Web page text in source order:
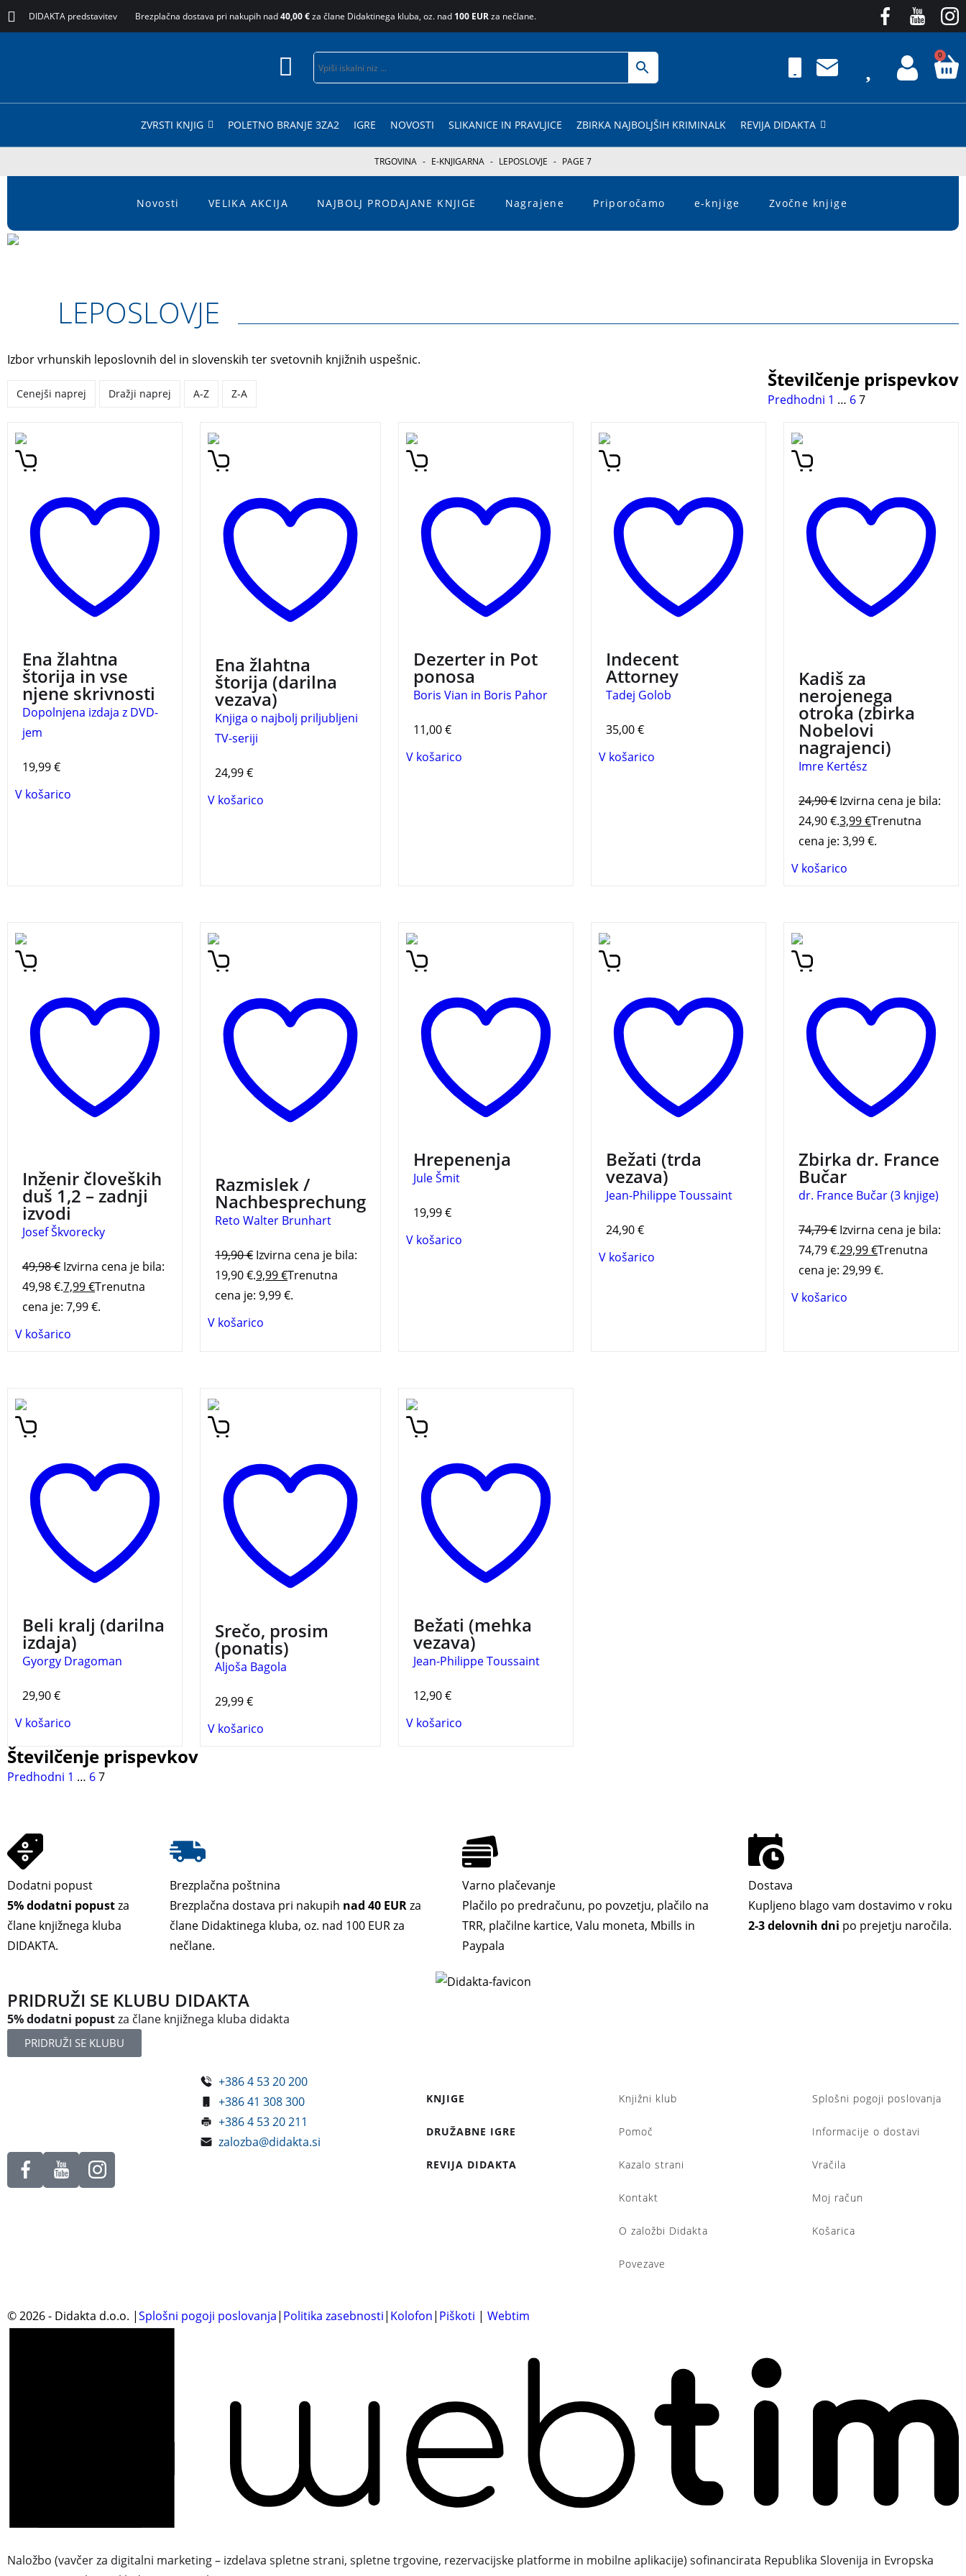
DIDAKTA predstavitev Brezplačna dostava pri nakupih nad40,00 €za člane Didaktinega kluba, oz. nad 100 EURza nečlane.
0
ZVRSTI KNJIG POLETNO BRANJE 3ZA2 IGRE NOVOSTI SLIKANICE IN PRAVLJICE ZBIRKA NAJBOLJŠIH KRIMINALK REVIJA DIDAKTA
TRGOVINA - E-KNJIGARNA - LEPOSLOVJE - PAGE 7
Novosti VELIKA AKCIJA NAJBOLJ PRODAJANE KNJIGE Nagrajene Priporočamo e-knjige Zvočne knjige
LEPOSLOVJE
Izbor vrhunskih leposlovnih del in slovenskih ter svetovnih knjižnih uspešnic.
Cenejši naprej Dražji naprej A-Z Z-A
Številčenje prispevkov
Predhodni 1 … 67
Dopolnjena izdaja v darilni
vezavi o slovenski
seriji, ki še vedno podira
rekorde gledanosti. Ena
žlahtna štorija je prva
slovenska igrana dnevna
serija, ki ji je uspelo zares
osvojiti domače gledalce.
Ena žlahtna
štorija in vse
njene skrivnosti
Dopolnjena izdaja z DVD-
jem
19,99€
V košarico
Vse o čisto pravi slovenski
romantični komediji, ki
ter ima celo svojo turistično
pot in svoja vina. Ena
žlahtna štorija je prva
slovenska igrana dnevna
nadaljevanka, ki ji je uspelo
zares osvojiti domače
gledalce.
Ena žlahtna
štorija (darilna
vezava)
Knjiga o najbolj priljubljeni
TV-seriji
24,99€
V košarico
Dezerter Borisa Viana v
francoščini in v
Borisa Pahorja ) ter z
dodanim spremnim
esejem profesorja Pahorja.
Največ pameti, kar je gre v
kuverto amerikanko!
Dezerter in Pot
ponosa
Boris Vian in Boris Pahor
11,00€
V košarico
A biography of famous
Slovene attorney dr. Peter
Indecent
Attorney
Tadej Golob
35,00€
V košarico
Esejistični roman iz
prestižne zbirke Nobelovih
razmišlja o individualnosti
posameznika znotraj
družbe, ki s politično
močjo podreja ljudi.
Kadiš za
nerojenega
otroka (zbirka
Nobelovi
nagrajenci)
Imre Kertész
24,90€ Izvirna cena je bila:
24,90 €.3,99€Trenutna
cena je: 3,99 €.
V košarico
Inženir človeških duš je
roman o ljubezni do
Josefa Škvoreckyja, za
katero je bil nomiran za
Nobelovo nagrado.
Inženir človeških
duš 1,2 – zadnji
izvodi
Josef Škvorecky
49,98€ Izvirna cena je bila:
49,98 €.7,99€Trenutna
cena je: 7,99 €.
V košarico
Knjiga pesmi, elegij in
besedil.
Razmislek /
Nachbesprechung
Reto Walter Brunhart
19,90€ Izvirna cena je bila:
19,90 €.9,99€Trenutna
cena je: 9,99 €.
V košarico
V knjigi so pesmi,
razmišljanja in
je napisal mislec in filozof
ter globoko čuteč
mladenič, Jule Šmit.
Hrepenenja
Jule Šmit
19,99€
V košarico
Moški prispe v Šanghaj.
Dobi telefon. Med bežnim
vlaku ga zmoti zvonenje in
vzpostavi tesnobo
nepričakovane novice, ki se
še stopnjuje v preganjanje;
fizično, ki je v popolnem
neobvladovanju okolice,
psihično, ki je potreba po
ponovni vzpostavitvi
Bežati (trda
vezava)
Jean-Philippe Toussaint
24,90€
V košarico
Zbirka treh temeljnih del
priznanega politika dr.
zbirki so cenejše!
Zbirka dr. France
Bučar
dr. France Bučar (3 knjige)
74,79€ Izvirna cena je bila:
74,79 €.29,99€Trenutna
cena je: 29,99 €.
V košarico
Roman Beli kralj je skupek
osemnajstih zgodb, ki jih
enajstletnega dečka,
potem ko mu pred očmi
odvedejo očeta v zloglasno
delovno taborišče.
Beli kralj (darilna
izdaja)
Gyorgy Dragoman
29,90€
V košarico
Aljoša Bagola, slovenski
kreativni direktor desetletja
izgoreti in vzeti življenje v
svoje roke, najbolje
prodajane knjige leta 2020
pri nas, se v novi knjigi
zakoplje v raziskovanje
nadvse izmuzljive in težko
dosegljive sreče.
Srečo, prosim
(ponatis)
Aljoša Bagola
29,99€
V košarico
Moški prispe v Šanghaj.
Dobi telefon. Med bežnim
vlaku ga zmoti zvonenje in
vzpostavi tesnobo
nepričakovane novice, ki se
še stopnjuje v preganjanje;
fizično, ki je v popolnem
neobvladovanju okolice,
psihično, ki je potreba po
ponovni vzpostavitvi
Bežati (mehka
vezava)
Jean-Philippe Toussaint
12,90€
V košarico
Številčenje prispevkov
Predhodni 1 … 67
Dodatni popust
5% dodatni popustza
člane knjižnega kluba
DIDAKTA.
Brezplačna poštnina
Brezplačna dostava pri nakupih nad 40 EURza
člane Didaktinega kluba, oz. nad 100 EUR za
nečlane.
Varno plačevanje
Plačilo po predračunu, po povzetju, plačilo na
TRR, plačilne kartice, Valu moneta, Mbills in
Paypala
Dostava
Kupljeno blago vam dostavimo v roku
2-3 delovnih dni po prejetju naročila.
PRIDRUŽI SE KLUBU DIDAKTA
5% dodatni popustza člane knjižnega kluba didakta
PRIDRUŽI SE KLUBU
+386 4 53 20 200
+386 41 308 300
+386 4 53 20 211
zalozba@didakta.si
KNJIGE
DRUŽABNE IGRE
REVIJA DIDAKTA
Knjižni klub
Pomoč
Kazalo strani
Kontakt
O založbi Didakta
Povezave
Splošni pogoji poslovanja
Informacije o dostavi
Vračila
Moj račun
Košarica
©2026- Didakta d.o.o. |Splošni pogoji poslovanja| Politika zasebnosti| Kolofon| Piškoti | Webtim
Naložbo (vavčer za digitalni marketing – izdelava spletne strani, spletne trgovine, rezervacijske platforme in mobilne aplikacije) sofinancirata Republika Slovenija in Evropska